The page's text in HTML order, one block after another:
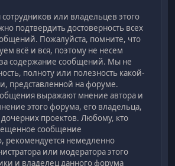
или владельцев этого
подтвердить достоверность всех
Пожалуйста, помните, что
всё и вся, поэтому не несем
за содержание сообщений. Мы не
полноту или полезность какой-
представленной на форуме.
выражают мнение автора и
этого форума, его владельца,
проектов. Любому, кто
сообщение
рекомендуется немедленно
или модератора этого
и владелец данного форума